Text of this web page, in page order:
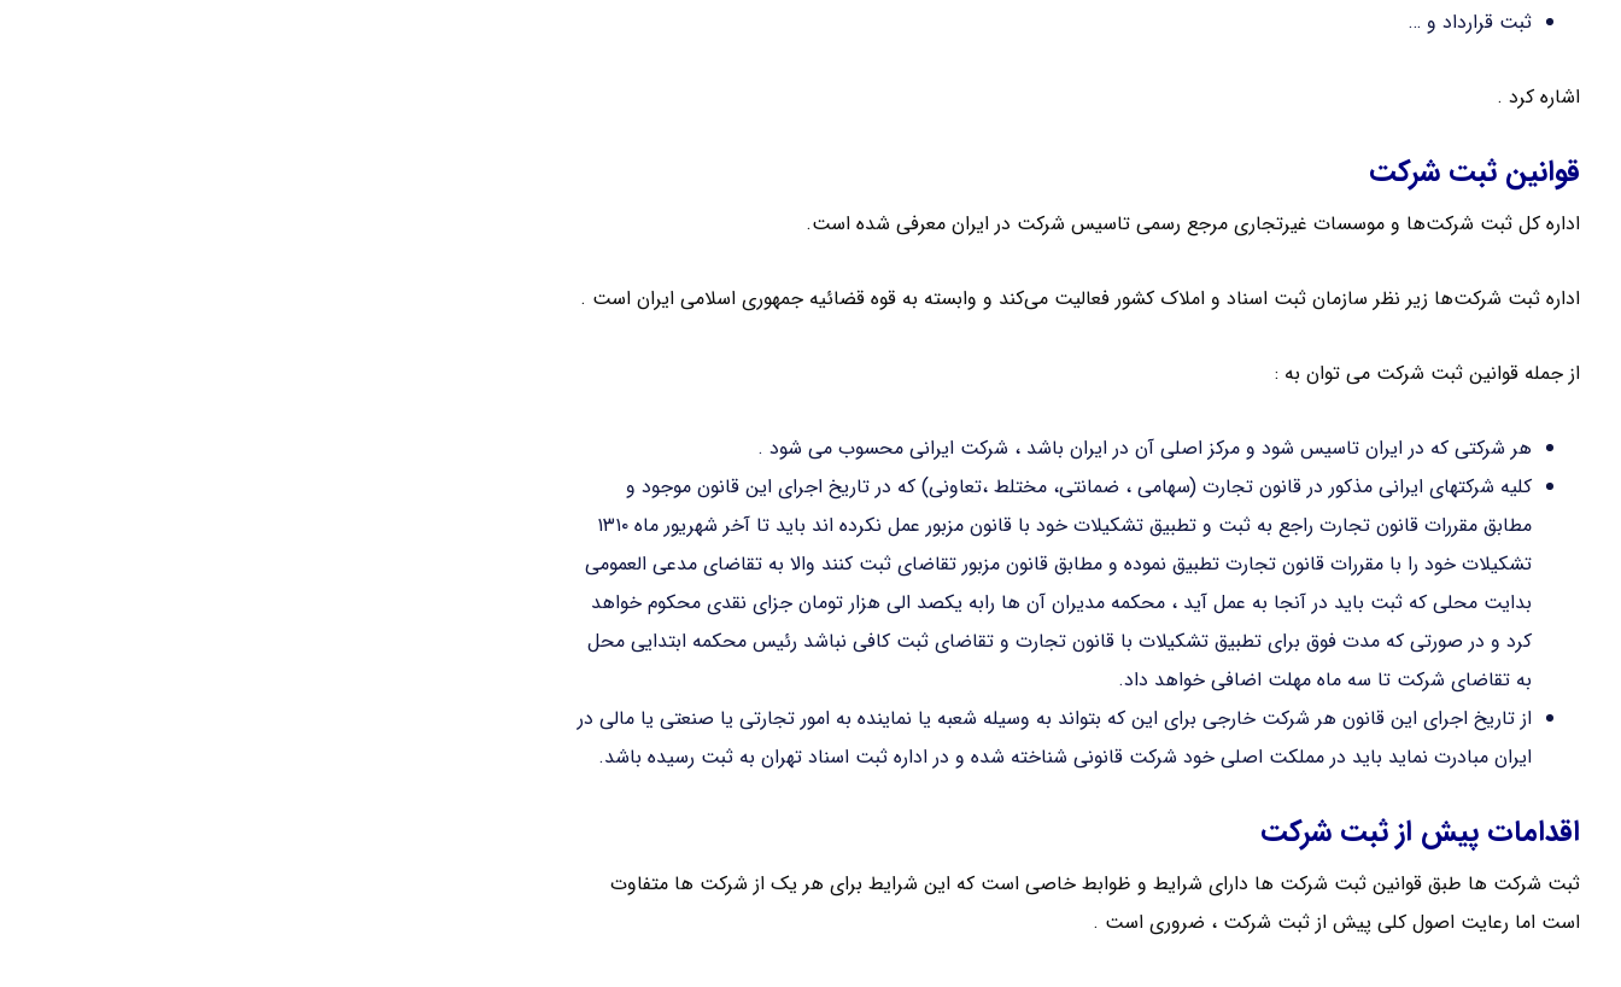
ثبت قرارداد و …
اشاره کرد .
قوانین ثبت شرکت
اداره کل ثبت شرکت‌ها و موسسات غیرتجاری مرجع رسمی تاسیس شرکت در ایران معرفی شده است.
اداره ثبت شرکت‌ها زیر نظر سازمان ثبت اسناد و املاک کشور فعالیت می‌کند و وابسته به قوه قضائیه جمهوری اسلامی ایران است .
از جمله قوانین ثبت شرکت می توان به :
هر شرکتی که در ایران تاسیس شود و مرکز اصلی آن در ایران باشد ، شرکت ایرانی محسوب می شود .
کلیه شرکتهای ایرانی مذکور در قانون تجارت (سهامی ، ضمانتی، مختلط ،تعاونی) که در تاریخ اجرای این قانون موجود و
مطابق مقررات قانون تجارت راجع به ثبت و تطبیق تشکیلات خود با قانون مزبور عمل نکرده اند باید تا آخر شهریور ماه ۱۳۱۰
تشکیلات خود را با مقررات قانون تجارت تطبیق نموده و مطابق قانون مزبور تقاضای ثبت کنند والا به تقاضای مدعی العمومی
بدایت محلی که ثبت باید در آنجا به عمل آید ، محکمه مدیران آن ها رابه یکصد الی هزار تومان جزای نقدی محکوم خواهد
کرد و در صورتی که مدت فوق برای تطبیق تشکیلات با قانون تجارت و تقاضای ثبت کافی نباشد رئیس محکمه ابتدایی محل
به تقاضای شرکت تا سه ماه مهلت اضافی خواهد داد.
از تاریخ اجرای این قانون هر شرکت خارجی برای این که بتواند به وسیله شعبه یا نماینده به امور تجارتی یا صنعتی یا مالی در
ایران مبادرت نماید باید در مملکت اصلی خود شرکت قانونی شناخته شده و در اداره ثبت اسناد تهران به ثبت رسیده باشد.
اقدامات پیش از ثبت شرکت
ثبت شرکت ها طبق قوانین ثبت شرکت ها دارای شرایط و ظوابط خاصی است که این شرایط برای هر یک از شرکت ها متفاوت
است اما رعایت اصول کلی پیش از ثبت شرکت ، ضروری است .